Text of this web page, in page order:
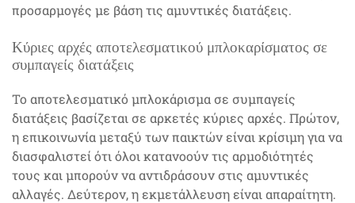
προσαρμογές με βάση τις αμυντικές διατάξεις.
Κύριες αρχές αποτελεσματικού μπλοκαρίσματος σε
συμπαγείς διατάξεις
Το αποτελεσματικό μπλοκάρισμα σε συμπαγείς
διατάξεις βασίζεται σε αρκετές κύριες αρχές. Πρώτον,
η επικοινωνία μεταξύ των παικτών είναι κρίσιμη για να
διασφαλιστεί ότι όλοι κατανοούν τις αρμοδιότητές
τους και μπορούν να αντιδράσουν στις αμυντικές
αλλαγές. Δεύτερον, η εκμετάλλευση είναι απαραίτητη.